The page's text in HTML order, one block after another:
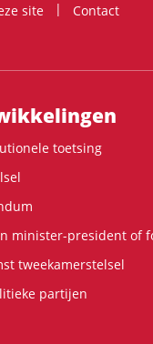
site Contact
toetsing
minister-president of
tweekamerstelsel
partijen